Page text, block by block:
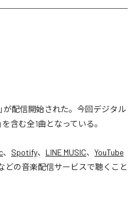
が配信開始された。今回デジタル
含む全1曲となっている。
、 Spotify、 LINE MUSIC、 YouTube
どの音楽配信サービスで聴くこと